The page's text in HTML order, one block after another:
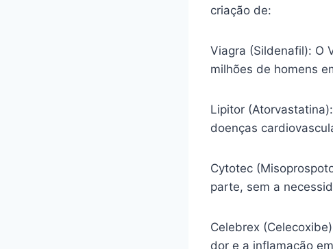
criação de:
Viagra (Sildenafil): O
milhões de homens
Lipitor
doenças
Cytotec
parte, sem a
Celebrex
dor e a inflamação